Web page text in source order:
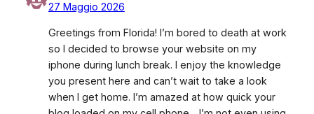
27 Maggio 2026
Greetings from Florida! I’m bored to death at work
so I decided to browse your website on my
iphone during lunch break. I enjoy the knowledge
you present here and can’t wait to take a look
when I get home. I’m amazed at how quick your